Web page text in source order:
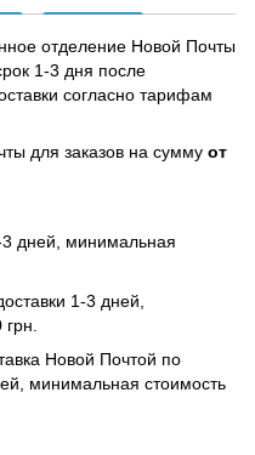
отделение Новой Почты
1-3 дня после
согласно тарифам
для заказов на сумму от
3 дней, минимальная
1-3 дней,
Новой Почтой по
минимальная стоимость